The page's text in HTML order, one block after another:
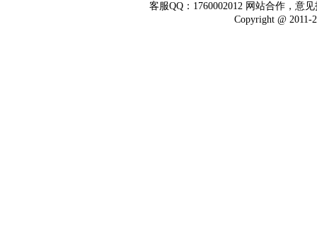
客服QQ：1760002012 网站合作，意
Copyright @